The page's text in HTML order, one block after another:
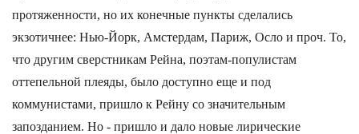
протяженности, но их конечные пункты сделались
экзотичнее: Нью-Йорк, Амстердам, Париж, Осло и проч. То,
что другим сверстникам Рейна, поэтам-популистам
оттепельной плеяды, было доступно еще и под
коммунистами, пришло к Рейну со значительным
запозданием. Но - пришло и дало новые лирические